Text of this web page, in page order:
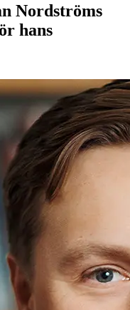
Nordströms
hans